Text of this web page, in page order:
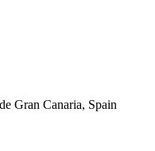
Gran Canaria, Spain